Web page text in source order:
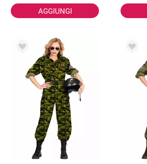
AGGIUNGI